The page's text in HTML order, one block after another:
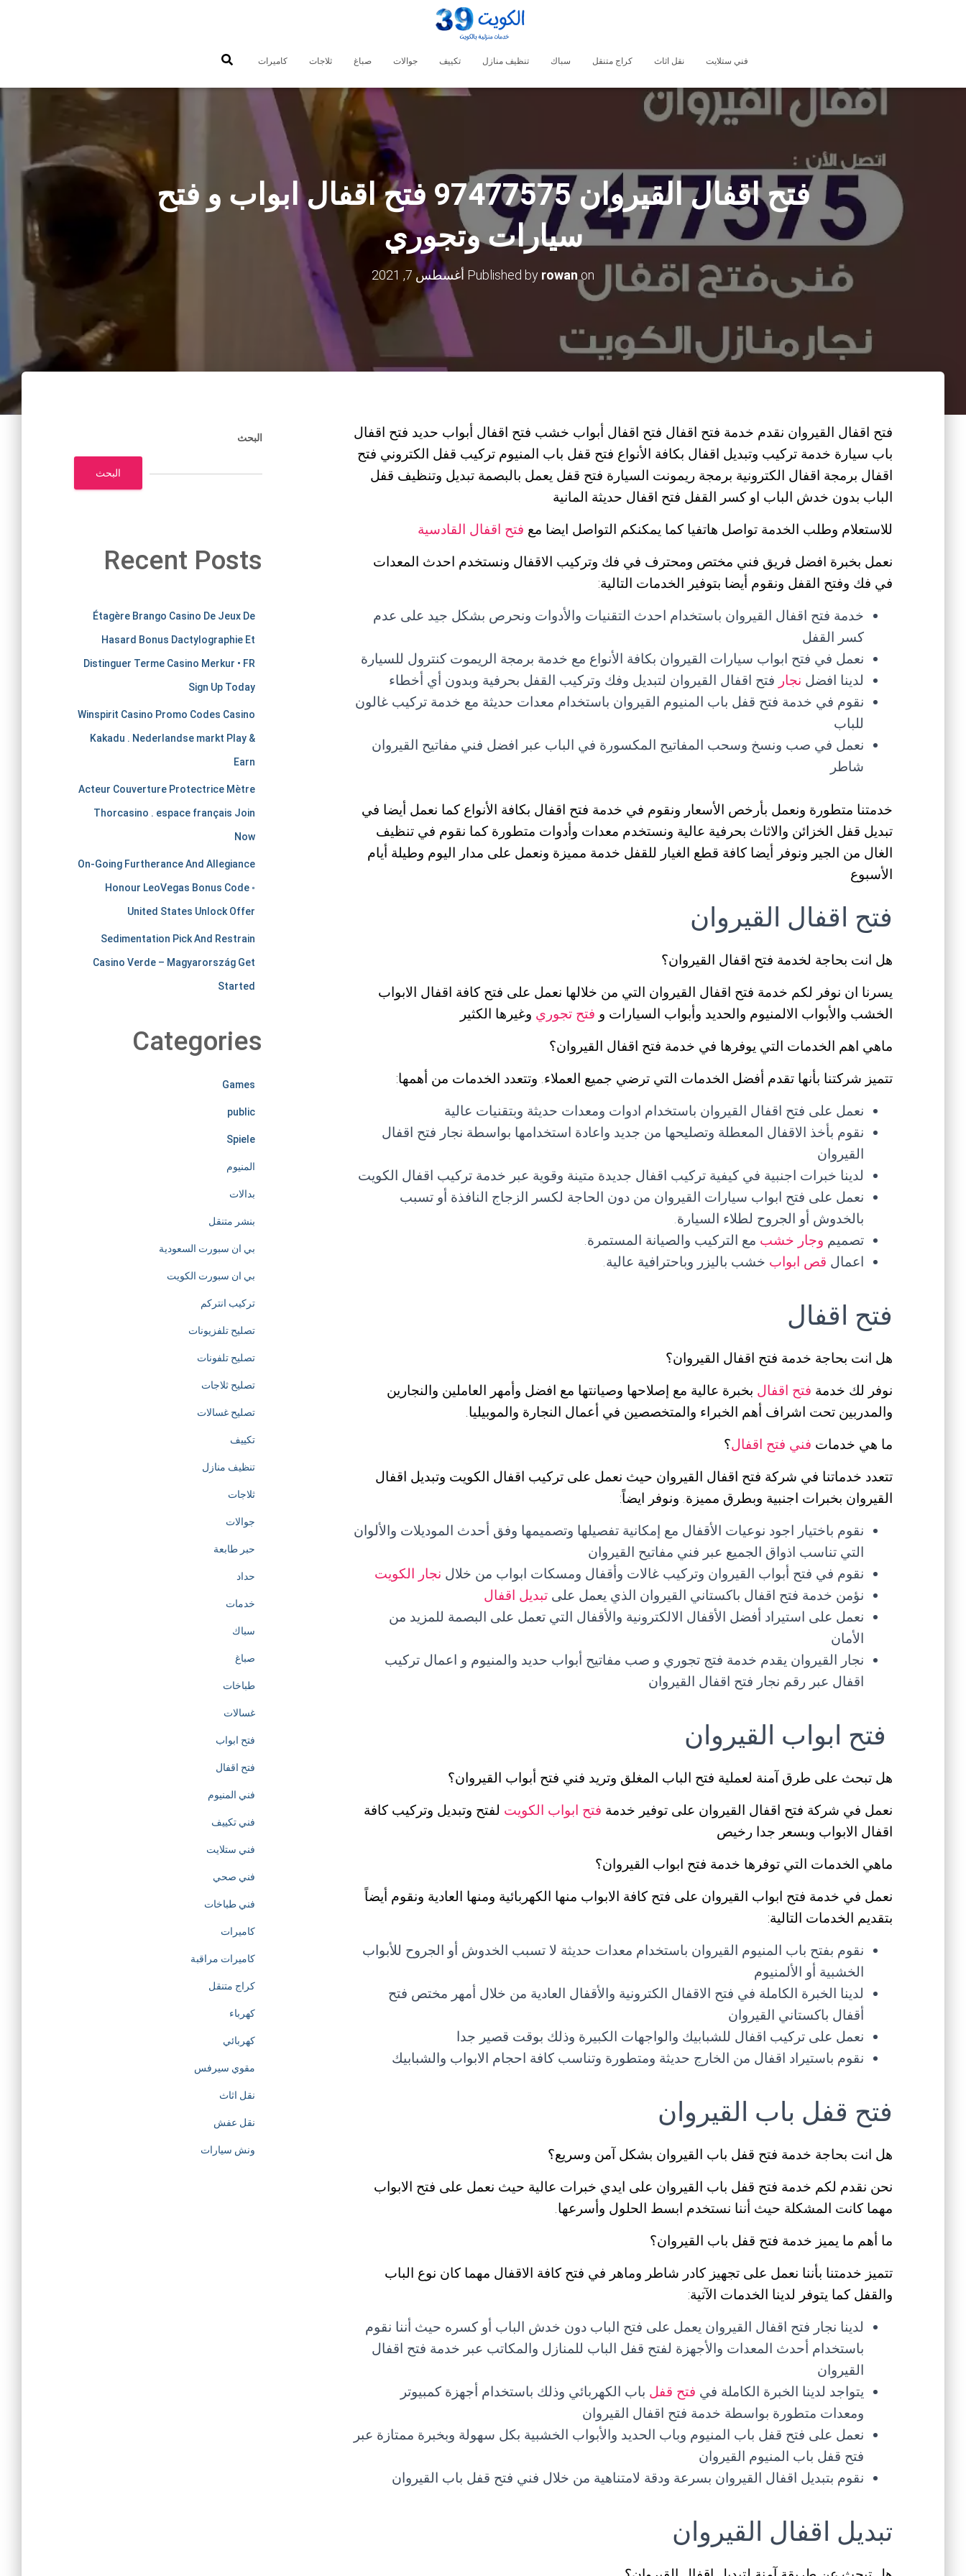
فني ستلايت نقل اثاث كراج متنقل سباك تنظيف منازل تكييف جوالات صباغ ثلاجات كاميرات
فتح اقفال القيروان 97477575 فتح اقفال ابواب و فتح
سيارات وتجوري
Published by rowan on أغسطس 7, 2021
فتح اقفال القيروان نقدم خدمة فتح اقفال فتح اقفال أبواب خشب فتح اقفال أبواب حديد فتح اقفال
باب سيارة خدمة تركيب وتبديل اقفال بكافة الأنواع فتح قفل باب المنيوم تركيب قفل الكتروني فتح
اقفال برمجة اقفال الكترونية برمجة ريمونت السيارة فتح قفل يعمل بالبصمة تبديل وتنظيف قفل
الباب بدون خدش الباب او كسر القفل فتح اقفال حديثة المانية
للاستعلام وطلب الخدمة تواصل هاتفيا كما يمكنكم التواصل ايضا مع فتح اقفال القادسية
نعمل بخبرة افضل فريق فني مختص ومحترف في فك وتركيب الاقفال ونستخدم احدث المعدات
في فك وفتح القفل ونقوم أيضا بتوفير الخدمات التالية:
خدمة فتح اقفال القيروان باستخدام احدث التقنيات والأدوات ونحرص بشكل جيد على عدم
كسر القفل
نعمل في فتح ابواب سيارات القيروان بكافة الأنواع مع خدمة برمجة الريموت كنترول للسيارة
لدينا افضل نجار فتح اقفال القيروان لتبديل وفك وتركيب القفل بحرفية وبدون أي أخطاء
نقوم في خدمة فتح قفل باب المنيوم القيروان باستخدام معدات حديثة مع خدمة تركيب غالون
للباب
نعمل في صب ونسخ وسحب المفاتيح المكسورة في الباب عبر افضل فني مفاتيح القيروان
شاطر
خدمتنا متطورة ونعمل بأرخص الأسعار ونقوم في خدمة فتح اقفال بكافة الأنواع كما نعمل أيضا في
تبديل قفل الخزائن والاثاث بحرفية عالية ونستخدم معدات وأدوات متطورة كما نقوم في تنظيف
الغال من الجير ونوفر أيضا كافة قطع الغيار للقفل خدمة مميزة ونعمل على مدار اليوم وطيلة أيام
الأسبوع
فتح اقفال القيروان
هل انت بحاجة لخدمة فتح اقفال القيروان؟
يسرنا ان نوفر لكم خدمة فتح اقفال القيروان التي من خلالها نعمل على فتح كافة اقفال الابواب
الخشب والأبواب الالمنيوم والحديد وأبواب السيارات و فتح تجوري وغيرها الكثير
ماهي اهم الخدمات التي يوفرها في خدمة فتح اقفال القيروان؟
تتميز شركتنا بأنها تقدم أفضل الخدمات التي ترضي جميع العملاء. وتتعدد الخدمات من أهمها:
نعمل على فتح اقفال القيروان باستخدام ادوات ومعدات حديثة وبتقنيات عالية
نقوم بأخذ الاقفال المعطلة وتصليحها من جديد واعادة استخدامها بواسطة نجار فتح اقفال
القيروان
لدينا خبرات اجنبية في كيفية تركيب اقفال جديدة متينة وقوية عبر خدمة تركيب اقفال الكويت
نعمل على فتح ابواب سيارات القيروان من دون الحاجة لكسر الزجاج النافذة أو تسبب
بالخدوش أو الجروح لطلاء السيارة.
تصميم وجار خشب مع التركيب والصيانة المستمرة.
اعمال قص ابواب خشب باليزر وباحترافية عالية.
فتح اقفال
هل انت بحاجة خدمة فتح اقفال القيروان؟
نوفر لك خدمة فتح اقفال بخبرة عالية مع إصلاحها وصيانتها مع افضل وأمهر العاملين والنجارين
والمدربين تحت اشراف أهم الخبراء والمتخصصين في أعمال النجارة والموبيليا.
ما هي خدمات فني فتح اقفال؟
تتعدد خدماتنا في شركة فتح اقفال القيروان حيث نعمل على تركيب اقفال الكويت وتبديل اقفال
القيروان بخبرات اجنبية وبطرق مميزة. ونوفر ايضاً:
نقوم باختيار اجود نوعيات الأقفال مع إمكانية تفصيلها وتصميمها وفق أحدث الموديلات والألوان
التي تناسب اذواق الجميع عبر فني مفاتيح القيروان
نقوم في فتح أبواب القيروان وتركيب غالات وأقفال ومسكات ابواب من خلال نجار الكويت
نؤمن خدمة فتح اقفال باكستاني القيروان الذي يعمل على تبديل اقفال
نعمل على استيراد أفضل الأقفال الالكترونية والأقفال التي تعمل على البصمة للمزيد من
الأمان
نجار القيروان يقدم خدمة فتج تجوري و صب مفاتيح أبواب حديد والمنيوم و اعمال تركيب
اقفال عبر رقم نجار فتح اقفال القيروان
فتح ابواب القيروان
هل تبحث على طرق آمنة لعملية فتح الباب المغلق وتريد فني فتح أبواب القيروان؟
نعمل في شركة فتح اقفال القيروان على توفير خدمة فتح ابواب الكويت لفتح وتبديل وتركيب كافة
اقفال الابواب وبسعر جدا رخيص
ماهي الخدمات التي توفرها خدمة فتح ابواب القيروان؟
نعمل في خدمة فتح ابواب القيروان على فتح كافة الابواب منها الكهربائية ومنها العادية ونقوم أيضاً
بتقديم الخدمات التالية:
نقوم بفتح باب المنيوم القيروان باستخدام معدات حديثة لا تسبب الخدوش أو الجروح للأبواب
الخشبية أو الألمنيوم
لدينا الخبرة الكاملة في فتح الاقفال الكترونية والأقفال العادية من خلال أمهر مختص فتح
أقفال باكستاني القيروان
نعمل على تركيب اقفال للشبابيك والواجهات الكبيرة وذلك بوقت قصير جدا
نقوم باستيراد اقفال من الخارج حديثة ومتطورة وتناسب كافة احجام الابواب والشبابيك
فتح قفل باب القيروان
هل انت بحاجة خدمة فتح قفل باب القيروان بشكل آمن وسريع؟
نحن نقدم لكم خدمة فتح قفل باب القيروان على ايدي خبرات عالية حيث نعمل على فتح الابواب
مهما كانت المشكلة حيث أننا نستخدم ابسط الحلول وأسرعها.
ما أهم ما يميز خدمة فتح قفل باب القيروان؟
تتميز خدمتنا بأننا نعمل على تجهيز كادر شاطر وماهر في فتح كافة الاقفال مهما كان نوع الباب
والقفل كما يتوفر لدينا الخدمات الآتية:
لدينا نجار فتح اقفال القيروان يعمل على فتح الباب دون خدش الباب أو كسره حيث أننا نقوم
باستخدام أحدث المعدات والأجهزة لفتح قفل الباب للمنازل والمكاتب عبر خدمة فتح اقفال
القيروان
يتواجد لدينا الخبرة الكاملة في فتح قفل باب الكهربائي وذلك باستخدام أجهزة كمبيوتر
ومعدات متطورة بواسطة خدمة فتح اقفال القيروان
نعمل على فتح قفل باب المنيوم وباب الحديد والأبواب الخشبية بكل سهولة وبخبرة ممتازة عبر
فتح قفل باب المنيوم القيروان
نقوم بتبديل اقفال القيروان بسرعة ودقة لامتناهية من خلال فني فتح قفل باب القيروان
تبديل اقفال القيروان
البحث
البحث
Recent Posts
m
e
r
c
h
a
n
t
s
t
e
e
s
s
y
d
e
d
a
t
d
t
t
h
c
r
a
t
o
n
o
f
Étagère Brango Casino De Jeux De
Hasard Bonus Dactylographie Et
Distinguer Terme Casino Merkur • FR
Sign Up Today
Winspirit Casino Promo Codes Casino
Kakadu . Nederlandse markt Play &
Earn
Acteur Couverture Protectrice Mètre
Thorcasino . espace français Join
Now
On-Going Furtherance And Allegiance
Honour LeoVegas Bonus Code ◦
United States Unlock Offer
Sedimentation Pick And Restrain
Casino Verde – Magyarország Get
Started
Categories
Games
public
Spiele
المنيوم
بدالات
بنشر متنقل
بي ان سبورت السعودية
بي ان سبورت الكويت
تركيب انتركم
تصليح تلفزيونات
تصليح تلفونات
تصليح ثلاجات
تصليح غسالات
تكييف
تنظيف منازل
ثلاجات
جوالات
حبر طابعة
حداد
خدمات
سباك
صباغ
طباخات
غسالات
فتح ابواب
فتح اقفال
فني المنيوم
فني تكييف
فني ستلايت
فني صحي
فني طباخات
كاميرات
كاميرات مراقبة
كراج متنقل
كهرباء
كهربائي
مقوي سيرفس
نقل اثاث
نقل عفش
ونش سيارات